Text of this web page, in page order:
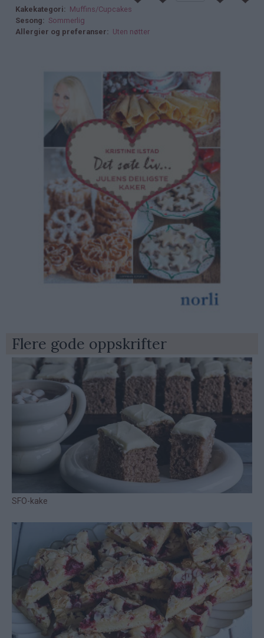
Kakekategori
Muffins/Cupcakes
Sesong
Sommerlig
Allergier og preferanser
Uten nøtter